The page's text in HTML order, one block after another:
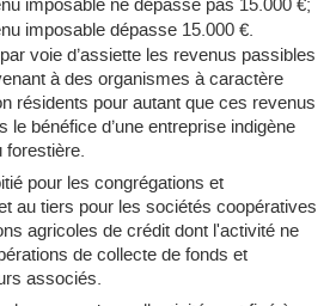
imposable ne dépasse pas 15.000 €;
imposable dépasse 15.000 €.
voie d’assiette les revenus passibles
à des organismes à caractère
résidents pour autant que ces revenus
bénéfice d’une entreprise indigène
forestière.
pour les congrégations et
au tiers pour les sociétés coopératives
agricoles de crédit dont l'activité ne
de collecte de fonds et
associés.